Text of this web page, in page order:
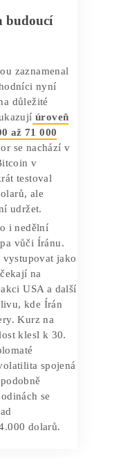
blokádu v
v tomto
na světové
riskovat.
signály pozorně
2026. První
přes 21 hodin,
o příměří ani
prezident
vyvolal krátkou
o tichém
odmítnutí
zvrátilo.
a budoucí
zaznamenal
nyní